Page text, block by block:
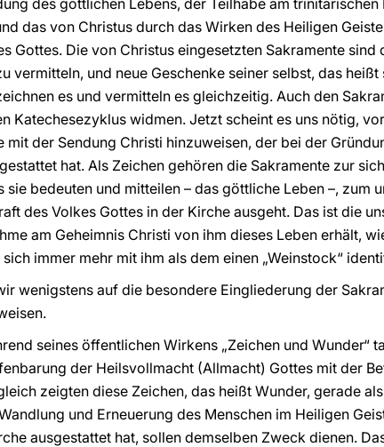
des göttlichen Lebens, der Teilhabe am trinitarischen
das von Christus durch das Wirken des Heiligen
Gottes. Die von Christus eingesetzten Sakramente
vermitteln, und neue Geschenke seiner selbst, das
es und vermitteln es gleichzeitig. Auch den
Katechesezyklus widmen. Jetzt scheint es uns nötig,
mit der Sendung Christi hinzuweisen, der bei der
hat. Als Zeichen gehören die Sakramente zur
bedeuten und mitteilen – das göttliche Leben –, zum
des Volkes Gottes in der Kirche ausgeht. Das ist die
am Geheimnis Christi von ihm dieses Leben erhält,
immer mehr mit ihm als dem einen „Weinstock“
wenigstens auf die besondere Eingliederung der
seines öffentlichen Wirkens „Zeichen und Wunder“
der Heilsvollmacht (Allmacht) Gottes mit der
zeigten diese Zeichen, das heißt Wunder, gerade
und Erneuerung des Menschen im Heiligen
ausgestattet hat, sollen demselben Zweck dienen.